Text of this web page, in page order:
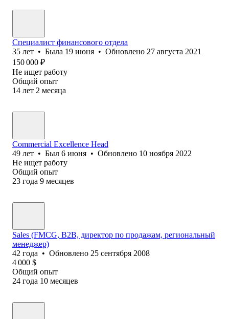
Специалист финансового отдела
35 лет • Была 19 июня • Обновлено 27 августа 2021
150 000 ₽
Не ищет работу
Общий опыт
14 лет 2 месяца
Commercial Excellence Head
49 лет • Был 6 июня • Обновлено 10 ноября 2022
Не ищет работу
Общий опыт
23 года 9 месяцев
Sales (FMCG, B2B, директор по продажам, региональный
менеджер)
42 года • Обновлено 25 сентября 2008
4 000 $
Общий опыт
24 года 10 месяцев